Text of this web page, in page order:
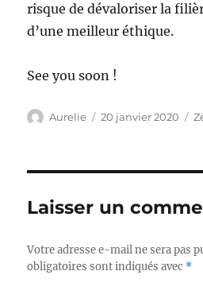
risque de dévaloriser la
d’une meilleur éthique.
See you soon !
Auteur
Aurelie
Publié
20 janvier 2020
Laisser un
Votre adresse e-mail ne sera pas
obligatoires sont indiqués avec *